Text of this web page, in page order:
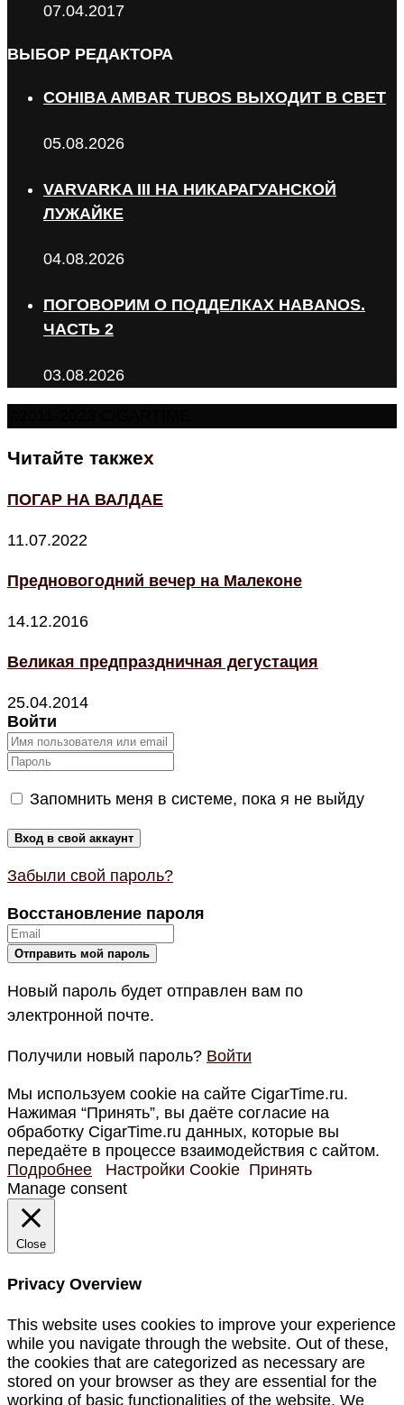
07.04.2017
ВЫБОР РЕДАКТОРА
COHIBA AMBAR TUBOS ВЫХОДИТ В СВЕТ
05.08.2026
VARVARKA III НА НИКАРАГУАНСКОЙ
ЛУЖАЙКЕ
04.08.2026
ПОГОВОРИМ О ПОДДЕЛКАХ HABANOS.
ЧАСТЬ 2
03.08.2026
Читайте такжеx
ПОГАР НА ВАЛДАЕ
11.07.2022
Предновогодний вечер на Малеконе
14.12.2016
Великая предпраздничная дегустация
25.04.2014
Войти
Запомнить меня в системе, пока я не выйду
Забыли свой пароль?
Восстановление пароля
Новый пароль будет отправлен вам по
электронной почте.
Получили новый пароль? Войти
Мы используем cookie на сайте CigarTime.ru.
Нажимая “Принять”, вы даёте согласие на
обработку CigarTime.ru данных, которые вы
передаёте в процессе взаимодействия с сайтом.
Подробнее
Настройки Cookie Принять
Manage consent
Close
Privacy Overview
This website uses cookies to improve your experience
while you navigate through the website. Out of these,
the cookies that are categorized as necessary are
stored on your browser as they are essential for the
working of basic functionalities of the website. We